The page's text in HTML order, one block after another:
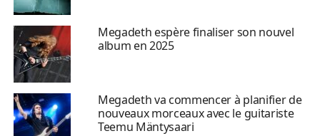
Megadeth espère finaliser son nouvel
album en 2025
Megadeth va commencer à planifier de
nouveaux morceaux avec le guitariste
Teemu Mäntysaari